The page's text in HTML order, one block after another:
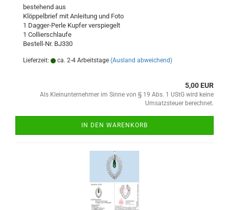
bestehend aus
Klöppelbrief mit Anleitung und Foto
1 Dagger-Perle Kupfer verspiegelt
1 Collierschlaufe
Bestell-Nr. BJ330
Lieferzeit: ca. 2-4 Arbeitstage (Ausland abweichend)
5,00 EUR
Als Kleinunternehmer im Sinne von § 19 Abs. 1 UStG wird keine
Umsatzsteuer berechnet.
IN DEN WARENKORB